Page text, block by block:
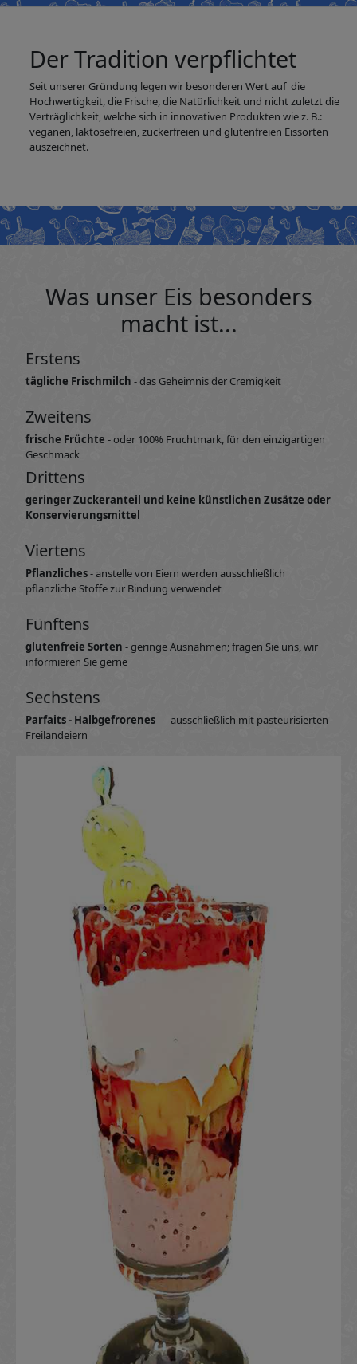
Der Tradition verpflichtet
Seit unserer Gründung legen wir besonderen Wert auf die
Hochwertigkeit, die Frische, die Natürlichkeit und nicht zuletzt die
Verträglichkeit, welche sich in innovativen Produkten wie z. B.:
veganen, laktosefreien, zuckerfreien und glutenfreien Eissorten
auszeichnet.
Was unser Eis besonders
macht ist...
Erstens
tägliche Frischmilch - das Geheimnis der Cremigkeit
Zweitens
frische Früchte - oder 100% Fruchtmark, für den einzigartigen
Geschmack
Drittens
geringer Zuckeranteil und keine künstlichen Zusätze oder
Konservierungsmittel
Viertens
Pflanzliches- anstelle von Eiern werden ausschließlich
pflanzliche Stoffe zur Bindung verwendet
Fünftens
glutenfreie Sorten - geringe Ausnahmen; fragen Sie uns, wir
informieren Sie gerne
Sechstens
Parfaits - Halbgefrorenes - ausschließlich mit pasteurisierten
Freilandeiern